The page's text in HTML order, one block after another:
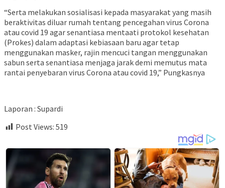
“Serta melakukan sosialisasi kepada masyarakat yang masih
beraktivitas diluar rumah tentang pencegahan virus Corona
atau covid 19 agar senantiasa mentaati protokol kesehatan
(Prokes) dalam adaptasi kebiasaan baru agar tetap
menggunakan masker, rajin mencuci tangan menggunakan
sabun serta senantiasa menjaga jarak demi memutus mata
rantai penyebaran virus Corona atau covid 19,” Pungkasnya
Laporan : Supardi
Post Views: 519